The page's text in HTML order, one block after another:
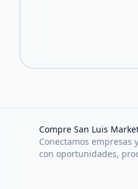
Compre San Luis
Conectamos empresas
con oportunidades,